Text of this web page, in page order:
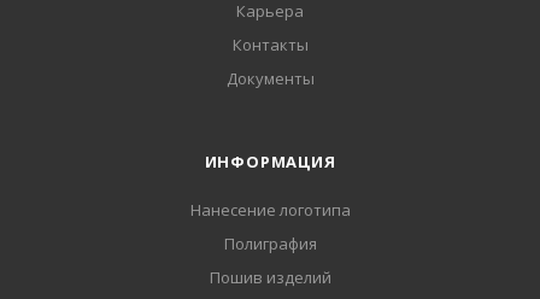
Карьера
Контакты
Документы
ИНФОРМАЦИЯ
Нанесение логотипа
Полиграфия
Пошив изделий